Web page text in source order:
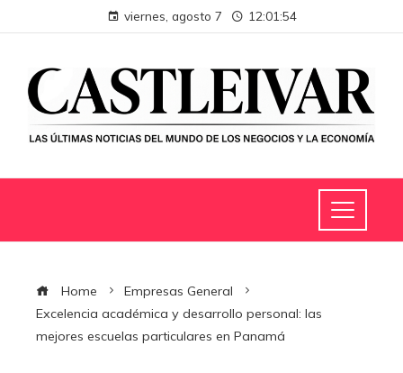
viernes, agosto 7 12:01:55
Home
Empresas General
Excelencia académica y desarrollo personal: las
mejores escuelas particulares en Panamá